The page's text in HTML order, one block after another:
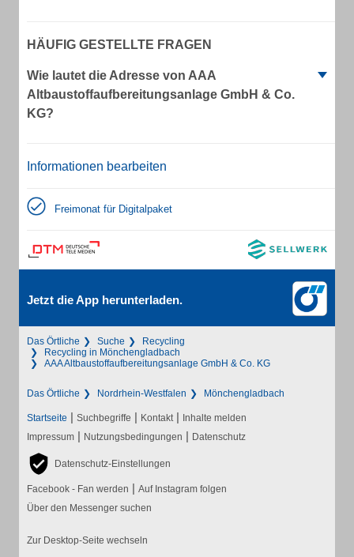
HÄUFIG GESTELLTE FRAGEN
Wie lautet die Adresse von AAA
Altbaustoffaufbereitungsanlage GmbH & Co.
KG?
Informationen bearbeiten
Freimonat für Digitalpaket
Jetzt die App herunterladen.
Das Örtliche Suche
Recycling
Recycling in Mönchengladbach
AAA Altbaustoffaufbereitungsanlage GmbH & Co. KG
Das Örtliche Nordrhein-Westfalen Mönchengladbach
Startseite | Suchbegriffe | Kontakt | Inhalte melden
Impressum | Nutzungsbedingungen | Datenschutz
Datenschutz-Einstellungen
Facebook - Fan werden | Auf Instagram folgen
Über den Messenger suchen
Zur Desktop-Seite wechseln